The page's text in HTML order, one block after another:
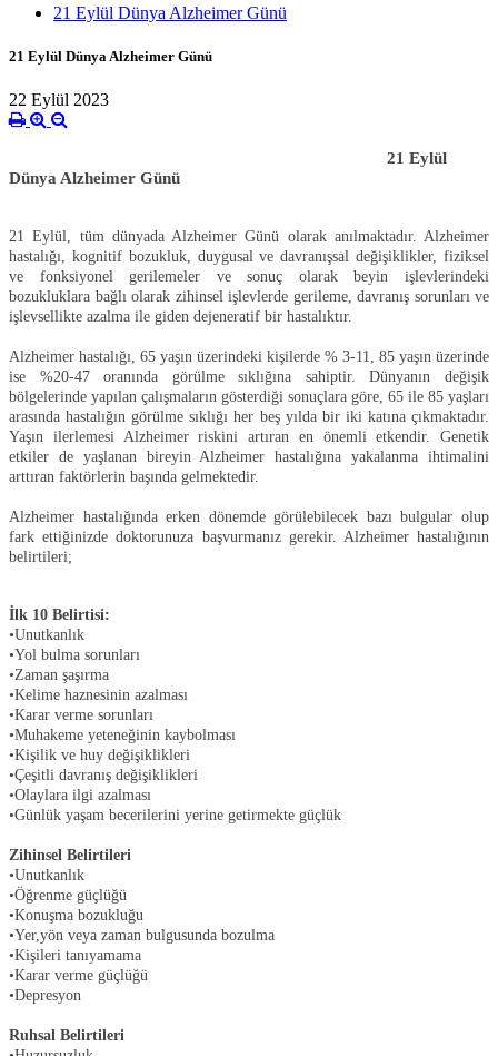
21 Eylül Dünya Alzheimer Günü
21 Eylül Dünya Alzheimer Günü
22 Eylül 2023
21 Eylül
Dünya Alzheimer Günü
21 Eylül, tüm dünyada Alzheimer Günü olarak anılmaktadır. Alzheimer
hastalığı, kognitif bozukluk, duygusal ve davranışsal değişiklikler, fiziksel
ve fonksiyonel gerilemeler ve sonuç olarak beyin işlevlerindeki
bozukluklara bağlı olarak zihinsel işlevlerde gerileme, davranış sorunları ve
işlevsellikte azalma ile giden dejeneratif bir hastalıktır.
Alzheimer hastalığı, 65 yaşın üzerindeki kişilerde % 3-11, 85 yaşın üzerinde
ise %20-47 oranında görülme sıklığına sahiptir. Dünyanın değişik
bölgelerinde yapılan çalışmaların gösterdiği sonuçlara göre, 65 ile 85 yaşları
arasında hastalığın görülme sıklığı her beş yılda bir iki katına çıkmaktadır.
Yaşın ilerlemesi Alzheimer riskini artıran en önemli etkendir. Genetik
etkiler de yaşlanan bireyin Alzheimer hastalığına yakalanma ihtimalini
arttıran faktörlerin başında gelmektedir.
Alzheimer hastalığında erken dönemde görülebilecek bazı bulgular olup
fark ettiğinizde doktorunuza başvurmanız gerekir. Alzheimer hastalığının
belirtileri;
İlk 10 Belirtisi:
•Unutkanlık
•Yol bulma sorunları
•Zaman şaşırma
•Kelime haznesinin azalması
•Karar verme sorunları
•Muhakeme yeteneğinin kaybolması
•Kişilik ve huy değişiklikleri
•Çeşitli davranış değişiklikleri
•Olaylara ilgi azalması
•Günlük yaşam becerilerini yerine getirmekte güçlük
Zihinsel Belirtileri
•Unutkanlık
•Öğrenme güçlüğü
•Konuşma bozukluğu
•Yer,yön veya zaman bulgusunda bozulma
•Kişileri tanıyamama
•Karar verme güçlüğü
•Depresyon
Ruhsal Belirtileri